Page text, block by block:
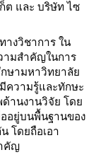
ต และ บริษัท ไซ
างวิชาการ ใน
ามสำคัญในการ
ษามหาวิทยาลัย
ความรู้และทักษะ
านงานวิจัย โดย
อยู่บนพื้นฐานของ
โดยถือเอา
คัญ